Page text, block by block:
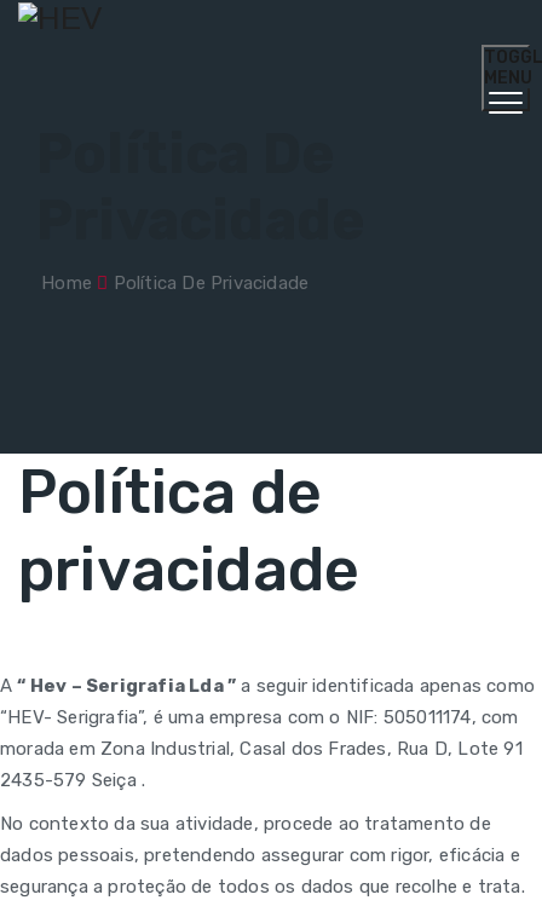
MENU
Home Política De Privacidade
Política de
privacidade
A“ Hev – Serigrafia Lda ” a seguir identificada apenas como
“HEV- Serigrafia”, é uma empresa com o NIF: 505011174, com
morada em Zona Industrial, Casal dos Frades, Rua D, Lote 91
2435-579 Seiça .
No contexto da sua atividade, procede ao tratamento de
dados pessoais, pretendendo assegurar com rigor, eficácia e
segurança a proteção de todos os dados que recolhe e trata.